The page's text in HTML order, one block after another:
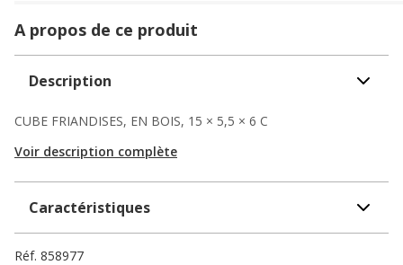
A propos de ce produit
Description
CUBE FRIANDISES, EN BOIS, 15 × 5,5 × 6 C
Voir description complète
Caractéristiques
Réf. 858977